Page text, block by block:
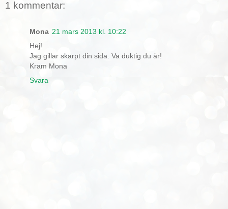
1 kommentar:
Mona 21 mars 2013 kl. 10:22
Hej!
Jag gillar skarpt din sida. Va duktig du är!
Kram Mona
Svara